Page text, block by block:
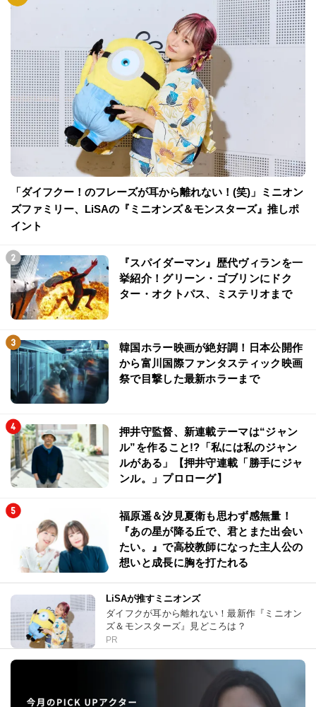
「ダイフクー！のフレーズが耳から離れない！(笑)」ミニオン
ズファミリー、LiSAの『ミニオンズ＆モンスターズ』推しポ
イント
『スパイダーマン』歴代ヴィランを一
挙紹介！グリーン・ゴブリンにドク
ター・オクトパス、ミステリオまで
韓国ホラー映画が絶好調！日本公開作
から富川国際ファンタスティック映画
祭で目撃した最新ホラーまで
押井守監督、新連載テーマは“ジャン
ル”を作ること!?「私には私のジャン
ルがある」【押井守連載「勝手にジャ
ンル。」プロローグ】
福原遥＆汐見夏衛も思わず感無量！
『あの星が降る丘で、君とまた出会い
たい。』で高校教師になった主人公の
想いと成長に胸を打たれる
LiSAが推すミニオンズ
ダイフクが耳から離れない！最新作『ミニオン
ズ＆モンスターズ』見どころは？
PR